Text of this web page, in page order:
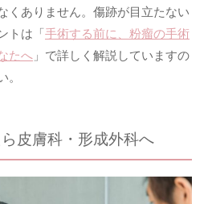
くありません。傷跡が目立たない
トは「手術する前に、粉瘤の手術
たへ 」で詳しく解説していますの
皮膚科・形成外科へ